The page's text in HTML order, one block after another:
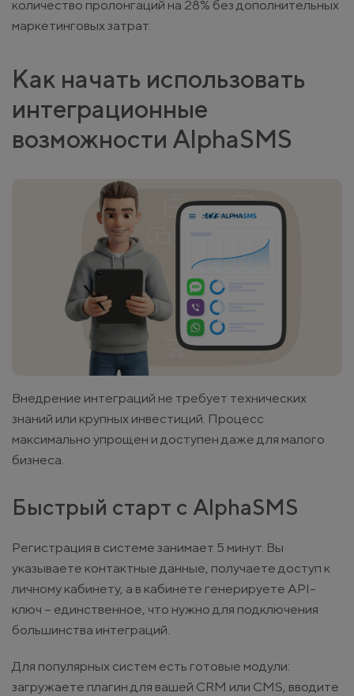
количество пролонгаций на 28% без дополнительных
маркетинговых затрат.
Как начать использовать
интеграционные
возможности AlphaSMS
Внедрение интеграций не требует технических
знаний или крупных инвестиций. Процесс
максимально упрощен и доступен даже для малого
бизнеса.
Быстрый старт с AlphaSMS
Регистрация в системе занимает 5 минут. Вы
указываете контактные данные, получаете доступ к
личному кабинету, а в кабинете генерируете API-
ключ – единственное, что нужно для подключения
большинства интеграций.
Для популярных систем есть готовые модули:
загружаете плагин для вашей CRM или CMS, вводите